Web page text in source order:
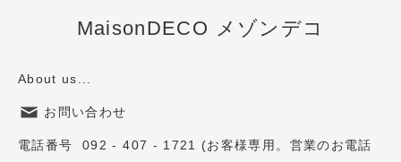
MaisonDECO メゾンデコ
About us...
お問い合わせ
電話番号 092 - 407 - 1721 (お客様専用。営業のお電話